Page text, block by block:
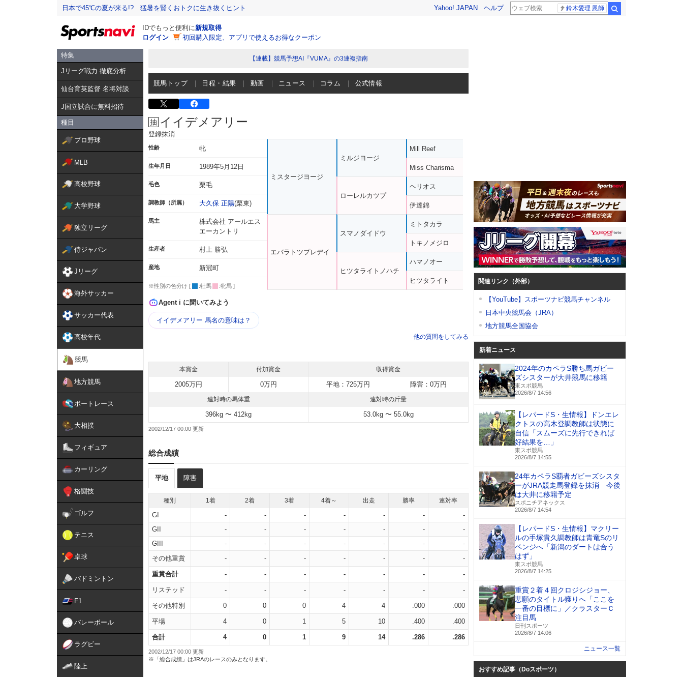
日本で45℃の夏が来る!? 猛暑を賢くおトクに生き抜くヒント Yahoo! JAPAN ヘルプ 鈴木愛理 恩師
IDでもっと便利に新規取得
ログイン
初回購入限定、アプリで使えるお得なクーポン
特集
Jリーグ戦力 徹底分析
仙台育英監督 名将対談
J国立試合に無料招待
種目
プロ野球
MLB
高校野球
大学野球
独立リーグ
侍ジャパン
Jリーグ
海外サッカー
サッカー代表
高校年代
競馬
地方競馬
ボートレース
大相撲
フィギュア
カーリング
格闘技
ゴルフ
テニス
卓球
バドミントン
F1
バレーボール
ラグビー
陸上
【連載】競馬予想AI『VUMA』の3連複指南
競馬トップ 日程・結果 動画 ニュース コラム 公式情報
イイデメアリー
登録抹消
性齢 牝
生年月日 1989年5月12日
毛色 栗毛
調教師（所属） 大久保 正陽(栗東)
馬主
株式会社 アールエス
エーカントリ
生産者 村上 勝弘
産地 新冠町
※性別の色分け [ :牡馬 :牝馬 ]
ミスタージヨージ
エバラトツプレデイ
ミルジヨージ
ローレルカツプ
スマノダイドウ
ヒツタライトノハチ
Mill Reef
Miss Charisma
ヘリオス
伊達錦
ミトタカラ
トキノメジロ
ハマノオー
ヒツタライト
Agent i に聞いてみよう
イイデメアリー 馬名の意味は？
他の質問をしてみる
本賞金 付加賞金 収得賞金
2005万円 0万円 平地：725万円 障害：0万円
連対時の馬体重 連対時の斤量
396kg 〜 412kg 53.0kg 〜 55.0kg
2002/12/17 00:00
総合成績
平地 障害
種別 1着 2着 3着 4着～ 出走 勝率 連対率
GI - - - - - -
-
GII
- - - - - -
-
GIII
- - - - - -
-
その他重賞
- - - - - - -
重賞合計 - - - - - - -
リステッド - - - - - - -
その他特別 0 0 0 4 4 .000 .000
平場 4 0 1 5 10 .400 .400
合計 4 0 1 9 14 .286 .286
2002/12/17 00:00 更新
※「総合成績」はJRAのレースのみとなります。
関連リンク（外部）
【YouTube】スポーツナビ競馬チャンネル
日本中央競馬会（JRA）
地方競馬全国協会
新着ニュース
2024年のカペラS勝ち馬ガビー
ズシスターが大井競馬に移籍
東スポ競馬
2026/8/7 14:56
【レパードS・生情報】ドンエレ
クトスの高木登調教師は状態に
自信「スムーズに先行できれば
好結果を…」
東スポ競馬
2026/8/7 14:55
24年カペラS覇者ガビーズシスタ
ーがJRA競走馬登録を抹消 今後
は大井に移籍予定
スポニチアネックス
2026/8/7 14:54
【レパードS・生情報】マクリー
ルの手塚貴久調教師は青竜Sのリ
ベンジへ「新潟のダートは合う
はず」
東スポ競馬
2026/8/7 14:25
重賞２着４回クロジシジョー、
悲願のタイトル獲りへ「ここを
一番の目標に」／クラスターＣ
注目馬
日刊スポーツ
2026/8/7 14:06
ニュース一覧
おすすめ記事（Doスポーツ）